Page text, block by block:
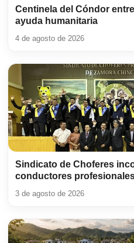
Centinela del Cóndor
ayuda humanitaria
4 de agosto de 2026
Sindicato de Choferes
conductores
3 de agosto de 2026